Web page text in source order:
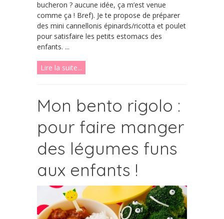
bucheron ? aucune idée, ça m’est venue
comme ça ! Bref). Je te propose de préparer
des mini cannellonis épinards/ricotta et poulet
pour satisfaire les petits estomacs des
enfants. ...
Lire la suite...
Mon bento rigolo :
pour faire manger
des légumes funs
aux enfants !